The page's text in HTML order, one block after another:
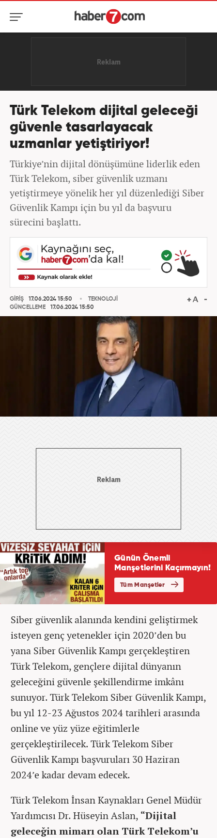
Türk Telekom dijital geleceği
güvenle tasarlayacak
uzmanlar yetiştiriyor!
Türkiye’nin dijital dönüşümüne liderlik eden
Türk Telekom, siber güvenlik uzmanı
yetiştirmeye yönelik her yıl düzenlediği Siber
Güvenlik Kampı için bu yıl da başvuru
sürecini başlattı.
GİRİŞ
17.06.2024 15:50
GÜNCELLEME
17.06.2024 15:50
TEKNOLOJİ
Siber güvenlik alanında kendini geliştirmek
isteyen genç yetenekler için 2020’den bu
yana Siber Güvenlik Kampı gerçekleştiren
Türk Telekom, gençlere dijital dünyanın
geleceğini güvenle şekillendirme imkânı
sunuyor. Türk Telekom Siber Güvenlik Kampı,
bu yıl 12-23 Ağustos 2024 tarihleri arasında
online ve yüz yüze eğitimlerle
gerçekleştirilecek. Türk Telekom Siber
Güvenlik Kampı başvuruları 30 Haziran
2024’e kadar devam edecek.
Türk Telekom İnsan Kaynakları Genel Müdür
Yardımcısı Dr. Hüseyin Aslan, “Dijital
geleceğin mimarı olan Türk Telekom’u